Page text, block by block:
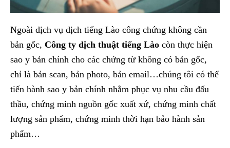
Ngoài dịch vụ dịch tiếng Lào công chứng không cần
bản gốc, Công ty dịch thuật tiếng Lào còn thực hiện
sao y bản chính cho các chứng từ không có bản gốc,
chỉ là bản scan, bản photo, bản email…chúng tôi có thể
tiến hành sao y bản chính nhằm phục vụ nhu cầu đấu
thầu, chứng minh nguồn gốc xuất xứ, chứng minh chất
lượng sản phẩm, chứng minh thời hạn bảo hành sản
phẩm…